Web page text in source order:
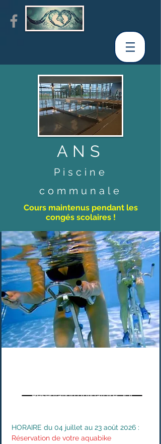
ANS
Piscine
communale
Cours maintenus pendant les
congés scolaires !
Réservation obligatoire : ici!
HORAIRE du 04 juillet au 23 août 2026 :
Réservation de votre aquabike